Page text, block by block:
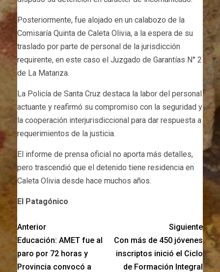
Posteriormente, fue alojado en un calabozo de la
Comisaría Quinta de Caleta Olivia, a la espera de su
traslado por parte de personal de la jurisdicción
requirente, en este caso el Juzgado de Garantías N° 2
de La Matanza.
La Policía de Santa Cruz destaca la labor del personal
actuante y reafirmó su compromiso con la seguridad y
la cooperación interjurisdiccional para dar respuesta a
requerimientos de la justicia.
El informe de prensa oficial no aporta más detalles,
pero trascendió que el detenido tiene residencia en
Caleta Olivia desde hace muchos años.
El Patagónico
Anterior
Educación: AMET fue al
paro por 72 horas y
Provincia convocó a
Siguiente
Con más de 450 jóvenes
inscriptos inició el Ciclo
de Formación Integral